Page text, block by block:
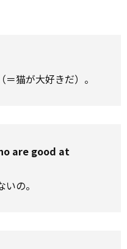
猫が大好きだ）。
are good at
の。